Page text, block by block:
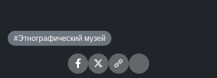
#Этнографический музей